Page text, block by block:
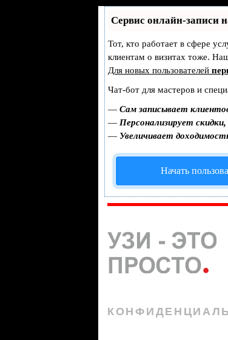
Сервис онлайн-записи
Тот, кто работает в сфере
клиентам о визитах тоже.
Для новых пользователей
Чат-бот для мастеров и
— Сам записывает
— Персонализирует
— Увеличивает
Начать